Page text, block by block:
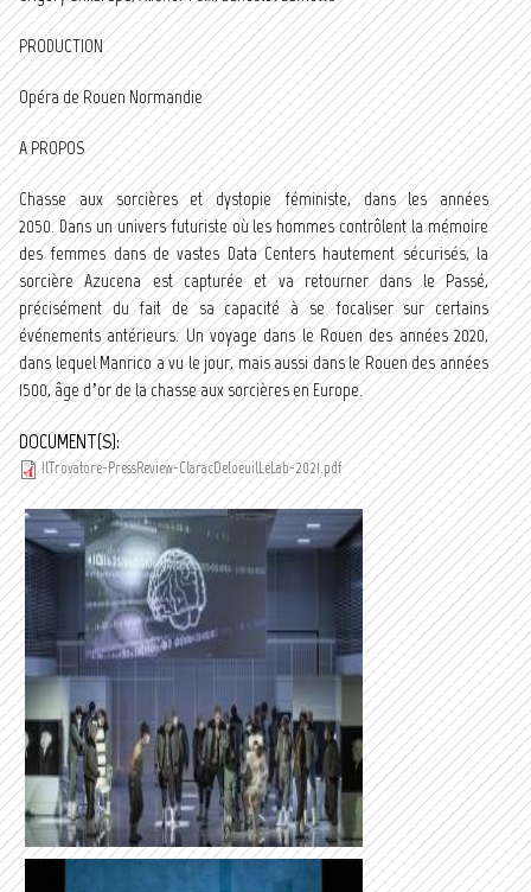
PRODUCTION
Opéra de Rouen Normandie
A PROPOS
Chasse aux sorcières et dystopie féministe, dans les années
2050. Dans un univers futuriste où les hommes contrôlent la mémoire
des femmes dans de vastes Data Centers hautement sécurisés, la
sorcière Azucena est capturée et va retourner dans le Passé,
précisément du fait de sa capacité à se focaliser sur certains
événements antérieurs. Un voyage dans le Rouen des années 2020,
dans lequel Manrico a vu le jour, mais aussi dans le Rouen des années
1500, âge d’or de la chasse aux sorcières en Europe.
DOCUMENT(S):
IlTrovatore-PressReview-ClaracDeloeuilLeLab-2021.pdf